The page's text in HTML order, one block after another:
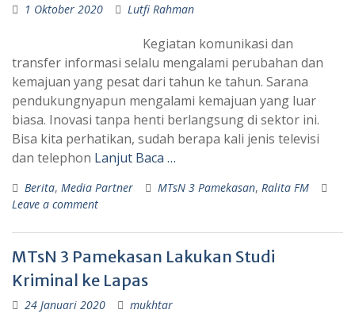
1 Oktober 2020 Lutfi Rahman
Kegiatan komunikasi dan
transfer informasi selalu mengalami perubahan dan
kemajuan yang pesat dari tahun ke tahun. Sarana
pendukungnyapun mengalami kemajuan yang luar
biasa. Inovasi tanpa henti berlangsung di sektor ini.
Bisa kita perhatikan, sudah berapa kali jenis televisi
dan telephon Lanjut Baca …
Berita, Media Partner MTsN 3 Pamekasan, Ralita FM
Leave a comment
MTsN 3 Pamekasan Lakukan Studi
Kriminal ke Lapas
24 Januari 2020 mukhtar